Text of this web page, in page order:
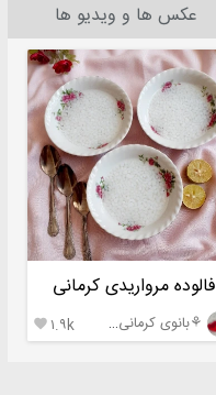
عکس ها و ویدیو ها
فالوده مرواریدی کرمانی
⚘بانوی کرمانی⚘ H ۱.۹k 